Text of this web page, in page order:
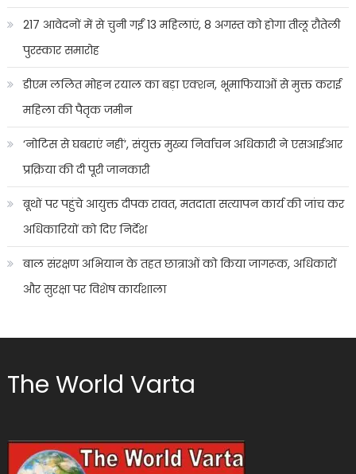
217 आवेदनों में से चुनी गईं 13 महिलाएं, 8 अगस्त को होगा तीलू रौतेली
पुरस्कार समारोह
डीएम ललित मोहन रयाल का बड़ा एक्शन, भूमाफियाओं से मुक्त कराई
महिला की पैतृक जमीन
‘नोटिस से घबराएं नहीं’, संयुक्त मुख्य निर्वाचन अधिकारी ने एसआईआर
प्रक्रिया की दी पूरी जानकारी
बूथों पर पहुंचे आयुक्त दीपक रावत, मतदाता सत्यापन कार्य की जांच कर
अधिकारियों को दिए निर्देश
बाल संरक्षण अभियान के तहत छात्राओं को किया जागरूक, अधिकारों
और सुरक्षा पर विशेष कार्यशाला
The World Varta